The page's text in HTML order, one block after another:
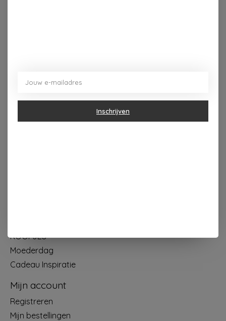
zaterdag 10u - 17u ---zondag maandag gesloten
Categorieën
KOOPJES
Moederdag
Cadeau Inspiratie
Mijn account
Registreren
Mijn bestellingen
Inschrijven